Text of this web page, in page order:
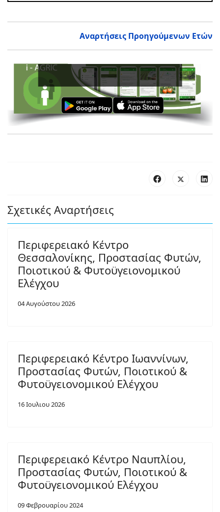
Αναρτήσεις Προηγούμενων Ετών
Σχετικές Αναρτήσεις
Περιφερειακό Κέντρο
Θεσσαλονίκης, Προστασίας Φυτών,
Ποιοτικού & Φυτοϋγειονομικού
Ελέγχου
04 Αυγούστου 2026
Περιφερειακό Κέντρο Ιωαννίνων,
Προστασίας Φυτών, Ποιοτικού &
Φυτοϋγειονομικού Ελέγχου
16 Ιουλιου 2026
Περιφερειακό Κέντρο Ναυπλίου,
Προστασίας Φυτών, Ποιοτικού &
Φυτοϋγειονομικού Ελέγχου
09 Φεβρουαρίου 2024